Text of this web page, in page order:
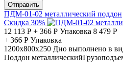
Отправить
ПДМ-01-02 металлический поддон
Скидка 30%
12 113 Р + 366 Р Упаковка 8 479 Р
+ 366 Р Упаковка
1200х800х250 Дно выполнено в
Поддон металлический